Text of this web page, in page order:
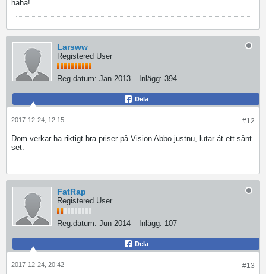
haha!
Larsww
Registered User
Reg.datum: Jan 2013 Inlägg: 394
Dela
#12
2017-12-24, 12:15
Dom verkar ha riktigt bra priser på Vision Abbo justnu, lutar åt ett sånt
set.
FatRap
Registered User
Reg.datum: Jun 2014 Inlägg: 107
Dela
#13
2017-12-24, 20:42